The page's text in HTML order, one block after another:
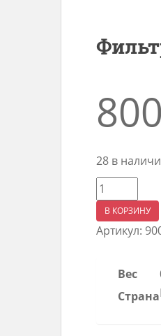
800
28 в
Количество
товара
Фильтр
жидкой
редуктора
OMVL
В КОРЗИНУ
Артикул:
Вес
Страна